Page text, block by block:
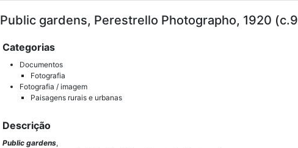
Public gardens, Perestrello Photographo, 1920 (c.9
Categorias
Documentos
Fotografia
Fotografia / imagem
Paisagens rurais e urbanas
Descrição
Public gardens,